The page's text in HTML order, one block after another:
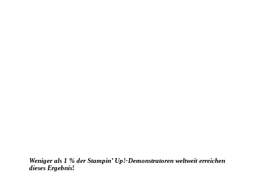
Weniger als 1 % der Stampin’ Up!-Demonstratoren weltweit erreichen
dieses Ergebnis!